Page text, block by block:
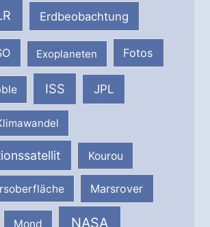
Erdbeobachtung
Exoplaneten Fotos
ISS JPL
Kourou
Marsrover
Mond NASA